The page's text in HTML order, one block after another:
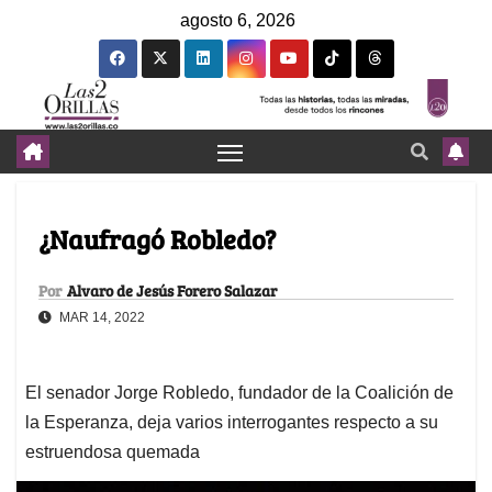
agosto 6, 2026
¿Naufragó Robledo?
Por Alvaro de Jesús Forero Salazar
MAR 14, 2022
El senador Jorge Robledo, fundador de la Coalición de
la Esperanza, deja varios interrogantes respecto a su
estruendosa quemada